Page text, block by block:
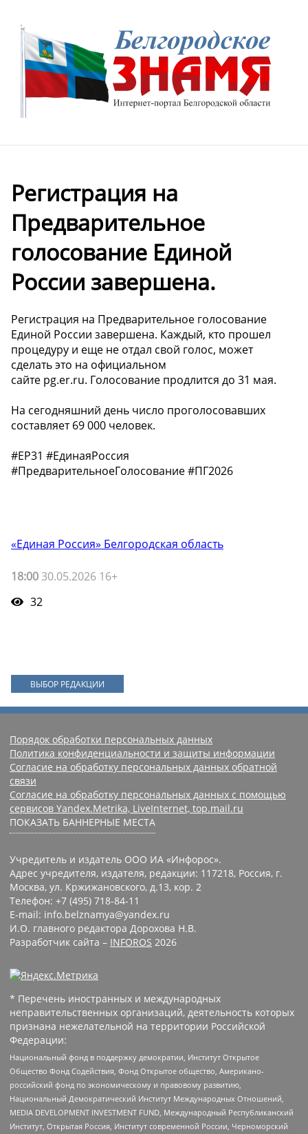
Регистрация на
Предварительное
голосование Единой
России завершена.
Регистрация на Предварительное голосование
Единой России завершена. Каждый, кто прошел
процедуру и еще не отдал свой голос, может
сделать это на официальном
сайте pg.er.ru. Голосование продлится до 31 мая.
На сегодняшний день число проголосовавших
составляет 69 000 человек.
#ЕР31 #ЕдинаяРоссия
#ПредварительноеГолосование #ПГ2026
«Единая Россия» Белгородская область
18:00 30.05.2026 16+
32
ВЫБОР РЕДАКЦИИ
Порядок обработки персональных данных
Политика конфиденциальности и защиты информации
Согласие на обработку персональных данных обратной
связи
Согласие на обработку персональных данных с помощью
сервисов Yandex.Metrika, LiveInternet, top.mail.ru
ПОКАЗАТЬ БАННЕРНЫЕ МЕСТА
Учредитель и издатель ООО ИА «Инфорос».
Адрес учредителя, издателя, редакции: 117218, Россия, г.
Москва, ул. Кржижановского, д.13, кор. 2
Телефон: +7 (495) 718-84-11
E-mail: info.belznamya@yandex.ru
И.О. главного редактора Дорохова Н.В.
Разработчик сайта – INFOROS 2026
* Перечень иностранных и международных
неправительственных организаций, деятельность которых
признана нежелательной на территории Российской
Федерации:
Национальный фонд в поддержку демократии, Институт Открытое
Общество Фонд Содействия, Фонд Открытое общество, Американо-
российский фонд по экономическому и правовому развитию,
Национальный Демократический Институт Международных Отношений,
MEDIA DEVELOPMENT INVESTMENT FUND, Международный Республиканский
Институт, Открытая Россия, Институт современной России, Черноморский